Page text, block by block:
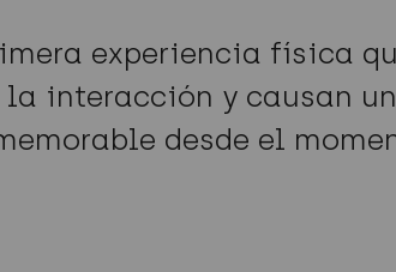
experiencia física
interacción y causan
desde el